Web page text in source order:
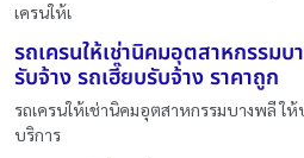
เครนให้เ
รถเครนให้เช่านิคมอุตสาหกรรมบ
รับจ้าง รถเฮี๊ยบรับจ้าง ราคาถูก
รถเครนให้เช่านิคมอุตสาหกรรมบางพลี ให้
บริการ